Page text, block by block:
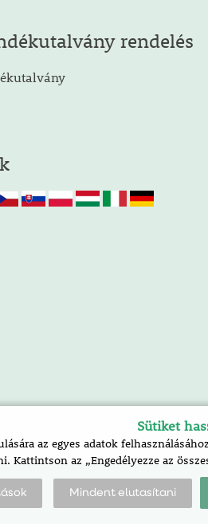
rendelés
Sütiket
az egyes adatok
Kattintson az „Engedélyezze az
Mindent elutasítani